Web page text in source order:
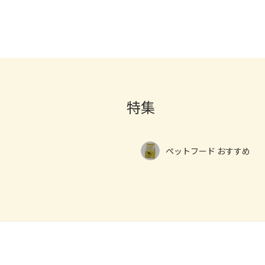
特集
ペットフード おすすめ